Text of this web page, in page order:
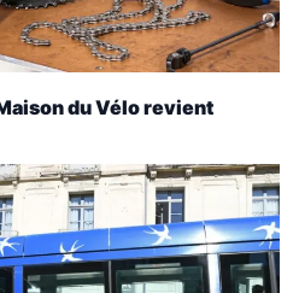
du Vélo revient